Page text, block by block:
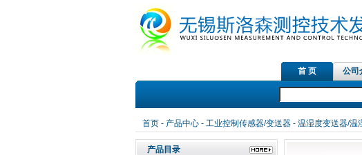
首 页 公司
首页- 产品中心- 工业控制传感器/变送器- 温湿度变送器/温
产品目录